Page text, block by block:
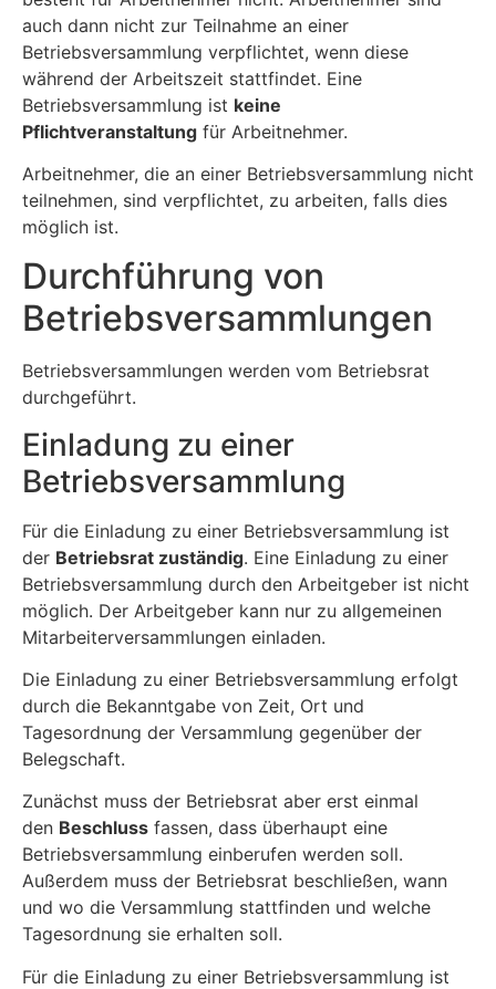
auch dann nicht zur Teilnahme an einer
Betriebsversammlung verpflichtet, wenn diese
während der Arbeitszeit stattfindet. Eine
Betriebsversammlung ist keine
Pflichtveranstaltung für Arbeitnehmer.
Arbeitnehmer, die an einer Betriebsversammlung nicht
teilnehmen, sind verpflichtet, zu arbeiten, falls dies
möglich ist.
Durchführung von
Betriebsversammlungen
Betriebsversammlungen werden vom Betriebsrat
durchgeführt.
Einladung zu einer
Betriebsversammlung
Für die Einladung zu einer Betriebsversammlung ist
der Betriebsrat zuständig. Eine Einladung zu einer
Betriebsversammlung durch den Arbeitgeber ist nicht
möglich. Der Arbeitgeber kann nur zu allgemeinen
Mitarbeiterversammlungen einladen.
Die Einladung zu einer Betriebsversammlung erfolgt
durch die Bekanntgabe von Zeit, Ort und
Tagesordnung der Versammlung gegenüber der
Belegschaft.
Zunächst muss der Betriebsrat aber erst einmal
den Beschluss fassen, dass überhaupt eine
Betriebsversammlung einberufen werden soll.
Außerdem muss der Betriebsrat beschließen, wann
und wo die Versammlung stattfinden und welche
Tagesordnung sie erhalten soll.
Für die Einladung zu einer Betriebsversammlung ist